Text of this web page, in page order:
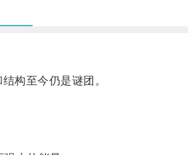
构至今仍是谜团。